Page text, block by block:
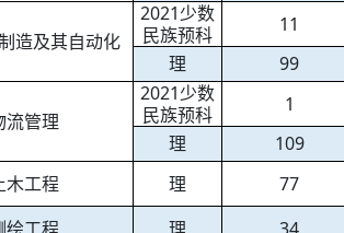
造及其自动化
2021少数
民族预科
11
理
99
流管理
2021少数
民族预科
1
理
109
木工程
理 77